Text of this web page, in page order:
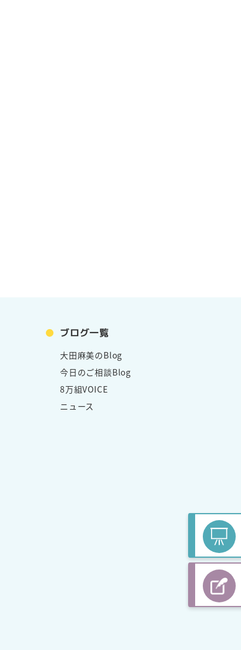
ブログ一覧
大田麻美のBlog
今日のご相談Blog
8万組VOICE
ニュース